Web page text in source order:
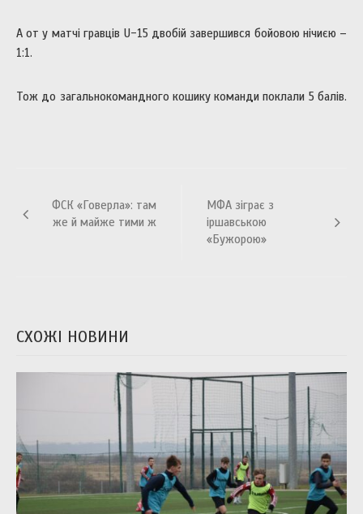
А от у матчі гравців U-15 двобій завершився бойовою нічиєю –
1:1.
Тож до загальнокомандного кошику команди поклали 5 балів.
записів
ФСК «Говерла»: там
же й майже тими ж
МФА зіграє з
іршавською
«Бужорою»
СХОЖІ НОВИНИ